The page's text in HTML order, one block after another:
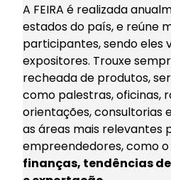
A FEIRA é realizada
estados do país, e reúne
participantes, sendo eles
expositores. Trouxe
recheada de produtos,
como palestras, oficinas,
orientações, consultorias
as áreas mais relevantes
empreendedores, como o
finanças, tendências